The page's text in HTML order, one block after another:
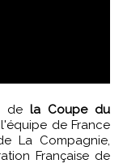
de la Coupe du
de France
La Compagnie,
Française de